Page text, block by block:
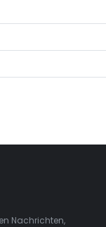
Nachrichten,